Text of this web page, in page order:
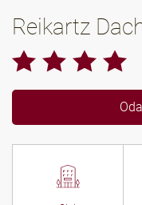
Reikartz